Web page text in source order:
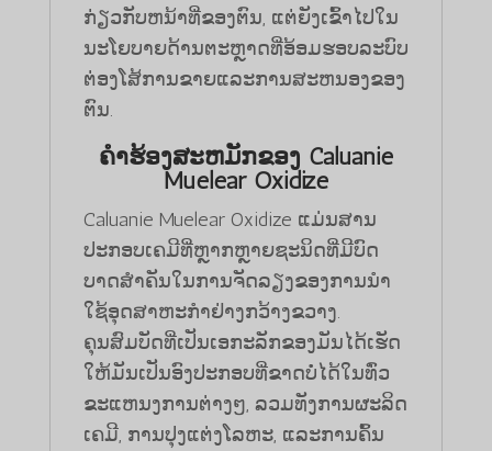
ກ່ຽວກັບຫນ້າທີ່ຂອງຕົນ, ແຕ່ຍັງເຂົ້າໄປໃນ
ນະໂຍບາຍດ້ານຕະຫຼາດທີ່ອ້ອມຮອບລະບົບ
ຕ່ອງໂສ້ການຂາຍແລະການສະຫນອງຂອງ
ຕົນ.
ຄໍາຮ້ອງສະຫມັກຂອງ Caluanie
Muelear Oxidize
Caluanie Muelear Oxidize ແມ່ນສານ
ປະກອບເຄມີທີ່ຫຼາກຫຼາຍຊະນິດທີ່ມີບົດ
ບາດສໍາຄັນໃນການຈັດລຽງຂອງການນໍາ
ໃຊ້ອຸດສາຫະກໍາຢ່າງກວ້າງຂວາງ.
ຄຸນສົມບັດທີ່ເປັນເອກະລັກຂອງມັນໄດ້ເຮັດ
ໃຫ້ມັນເປັນອົງປະກອບທີ່ຂາດບໍ່ໄດ້ໃນທົ່ວ
ຂະແຫນງການຕ່າງໆ, ລວມທັງການຜະລິດ
ເຄມີ, ການປຸງແຕ່ງໂລຫະ, ແລະການຄົ້ນ